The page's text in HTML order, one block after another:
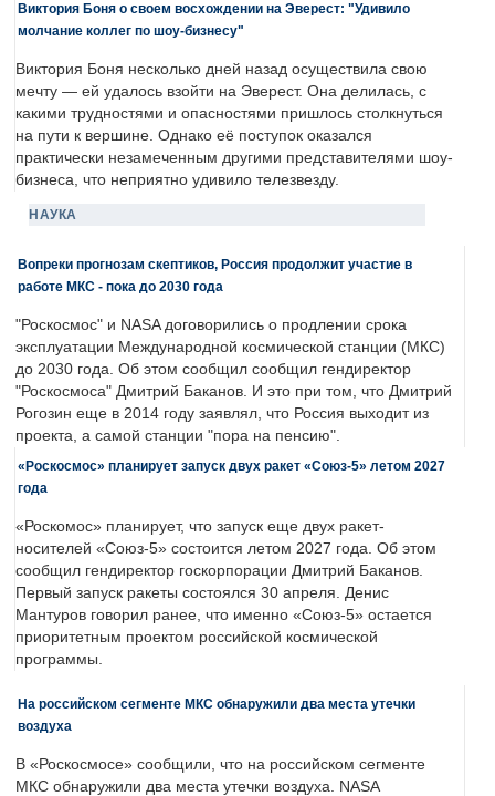
Виктория Боня о своем восхождении на Эверест: "Удивило
молчание коллег по шоу-бизнесу"
Виктория Боня несколько дней назад осуществила свою
мечту — ей удалось взойти на Эверест. Она делилась, с
какими трудностями и опасностями пришлось столкнуться
на пути к вершине. Однако её поступок оказался
практически незамеченным другими представителями шоу-
бизнеса, что неприятно удивило телезвезду.
НАУКА
Вопреки прогнозам скептиков, Россия продолжит участие в
работе МКС - пока до 2030 года
"Роскосмос" и NASA договорились о продлении срока
эксплуатации Международной космической станции (МКС)
до 2030 года. Об этом сообщил сообщил гендиректор
"Роскосмоса" Дмитрий Баканов. И это при том, что Дмитрий
Рогозин еще в 2014 году заявлял, что Россия выходит из
проекта, а самой станции "пора на пенсию".
«Роскосмос» планирует запуск двух ракет «Союз-5» летом 2027
года
«Роскомос» планирует, что запуск еще двух ракет-
носителей «Союз-5» состоится летом 2027 года. Об этом
сообщил гендиректор госкорпорации Дмитрий Баканов.
Первый запуск ракеты состоялся 30 апреля. Денис
Мантуров говорил ранее, что именно «Союз-5» остается
приоритетным проектом российской космической
программы.
На российском сегменте МКС обнаружили два места утечки
воздуха
В «Роскосмосе» сообщили, что на российском сегменте
МКС обнаружили два места утечки воздуха. NASA